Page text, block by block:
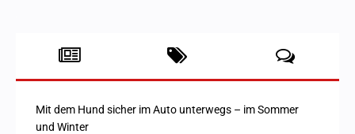
Mit dem Hund sicher im Auto unterwegs – im Sommer
und Winter